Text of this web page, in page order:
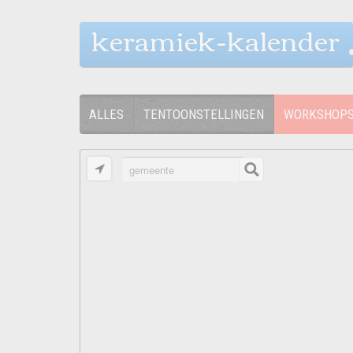
keramiek-kalender
ALLES TENTOONSTELLINGEN WORKSHOPS